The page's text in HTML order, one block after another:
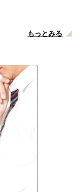
もっとみる